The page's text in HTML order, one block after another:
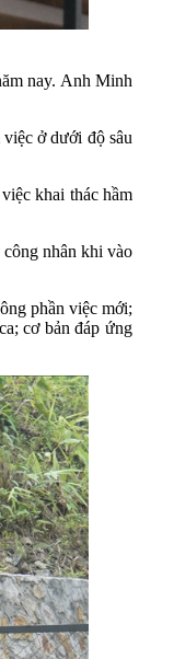
nay. Anh Minh
ở dưới độ sâu
khai thác hầm
nhân khi vào
phần việc mới;
cơ bản đáp ứng